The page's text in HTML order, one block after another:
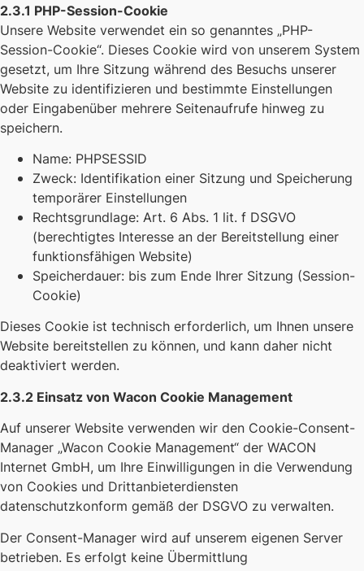
2.3.1 PHP-Session-Cookie
Unsere Website verwendet ein so genanntes „PHP-
Session-Cookie“. Dieses Cookie wird von unserem System
gesetzt, um Ihre Sitzung während des Besuchs unserer
Website zu identifizieren und bestimmte Einstellungen
oder Eingabenüber mehrere Seitenaufrufe hinweg zu
speichern.
Name: PHPSESSID
Zweck: Identifikation einer Sitzung und Speicherung
temporärer Einstellungen
Rechtsgrundlage: Art. 6 Abs. 1 lit. f DSGVO
(berechtigtes Interesse an der Bereitstellung einer
funktionsfähigen Website)
Speicherdauer: bis zum Ende Ihrer Sitzung (Session-
Cookie)
Dieses Cookie ist technisch erforderlich, um Ihnen unsere
Website bereitstellen zu können, und kann daher nicht
deaktiviert werden.
2.3.2 Einsatz von Wacon Cookie Management
Auf unserer Website verwenden wir den Cookie-Consent-
Manager „Wacon Cookie Management“ der WACON
Internet GmbH, um Ihre Einwilligungen in die Verwendung
von Cookies und Drittanbieterdiensten
datenschutzkonform gemäß der DSGVO zu verwalten.
Der Consent-Manager wird auf unserem eigenen Server
betrieben. Es erfolgt keine Übermittlung